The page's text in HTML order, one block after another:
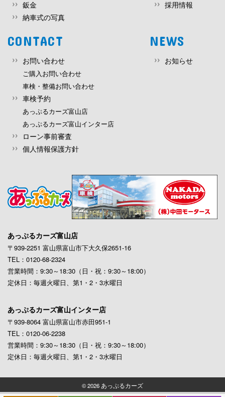
鈑金
納車式の写真
採用情報
CONTACT
お問い合わせ
ご購入お問い合わせ
車検・整備お問い合わせ
車検予約
あっぷるカーズ富山店
あっぷるカーズ富山インター店
ローン事前審査
個人情報保護方針
NEWS
お知らせ
あっぷるカーズ富山店
〒939-2251 富山県富山市下大久保2651-16
TEL：0120-68-2324
営業時間：9:30～18:30（日・祝：9:30～18:00）
定休日：毎週火曜日、第1・2・3水曜日
あっぷるカーズ富山インター店
〒939-8064 富山県富山市赤田951-1
TEL：0120-06-2238
営業時間：9:30～18:30（日・祝：9:30～18:00）
定休日：毎週火曜日、第1・2・3水曜日
© 2026 あっぷるカーズ